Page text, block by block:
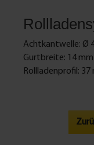
Achtkantwelle: Ø
Gurtbreite: 14 mm
Rollladenprofil: 37